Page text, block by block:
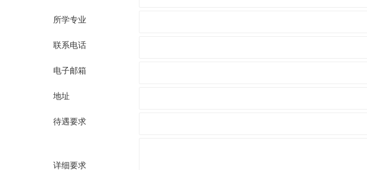
所学专业
联系电话
电子邮箱
地址
待遇要求
详细要求